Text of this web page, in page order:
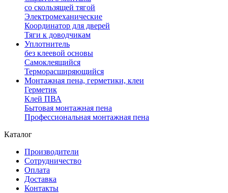
со скользящей тягой
Электромеханические
Координатор для дверей
Тяги к доводчикам
Уплотнитель
без клеевой основы
Самоклеящийся
Терморасширяющийся
Монтажная пена, герметики, клеи
Герметик
Клей ПВА
Бытовая монтажная пена
Профессиональная монтажная пена
Каталог
Производители
Сотрудничество
Оплата
Доставка
Контакты